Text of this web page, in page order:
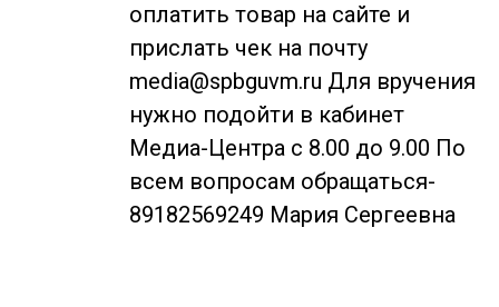
оплатить товар на сайте и
прислать чек на почту
media@spbguvm.ru Для вручения
нужно подойти в кабинет
Медиа-Центра с 8.00 до 9.00 По
всем вопросам обращаться-
89182569249 Мария Сергеевна